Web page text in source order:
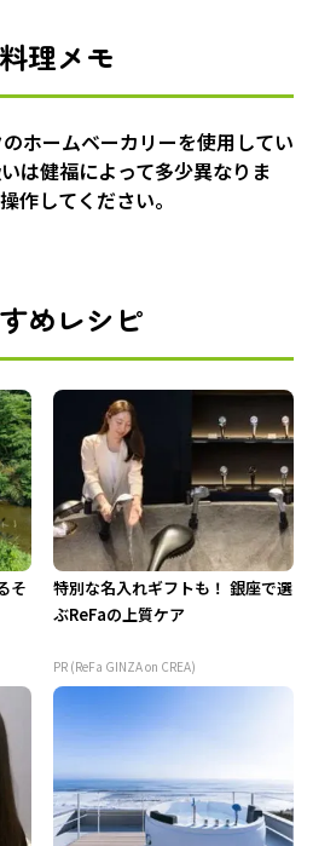
理メモ
ホームベーカリーを使用してい
は健福によって多少異なりま
作してください。
めレシピ
そ
特別な名入れギフトも！ 銀座で選
ぶReFaの上質ケア
PR (ReFa GINZA on CREA)